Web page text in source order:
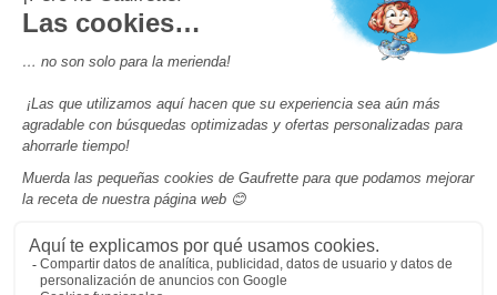
Semana Santa (17)
Campings de 4 estrellas en Francia
Los camping con piscinas en Francia
Camping Barcelona
Camping Murcia
Camping Costa Brava
Camping Costa daurada
Pass camping
Preguntas más frecuentes